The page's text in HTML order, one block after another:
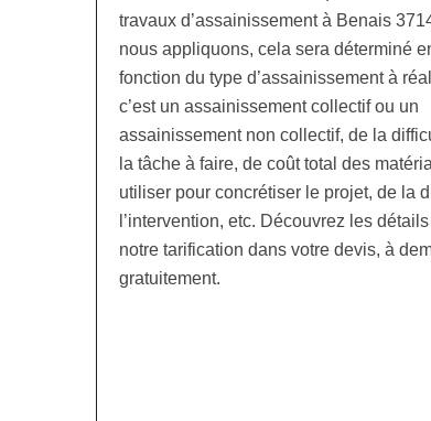
travaux d’assainissement à Benais
nous appliquons, cela sera déterminé
fonction du type d’assainissement à
c’est un assainissement collectif ou un
assainissement non collectif, de la
la tâche à faire, de coût total des
utiliser pour concrétiser le projet, de la
l’intervention, etc. Découvrez les
notre tarification dans votre devis, à
gratuitement.